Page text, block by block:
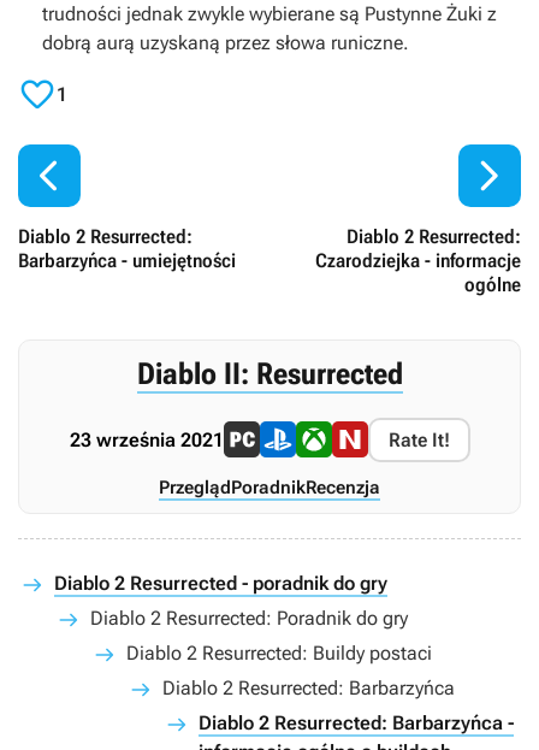
trudności jednak zwykle wybierane są Pustynne Żuki z
dobrą aurą uzyskaną przez słowa runiczne.
1

Diablo 2 Resurrected:
Barbarzyńca - umiejętności
Diablo 2 Resurrected:
Czarodziejka - informacje
ogólne

Diablo II: Resurrected
23 września 2021 Rate It!
PrzeglądPoradnikRecenzja
Diablo 2 Resurrected - poradnik do gry
Diablo 2 Resurrected: Poradnik do gry
Diablo 2 Resurrected: Buildy postaci
Diablo 2 Resurrected: Barbarzyńca
Diablo 2 Resurrected: Barbarzyńca -